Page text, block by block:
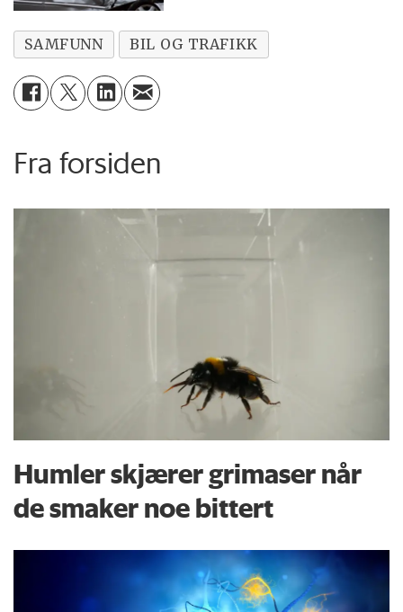
SAMFUNN BIL OG TRAFIKK
Fra forsiden
Humler skjærer grimaser når
de smaker noe bittert